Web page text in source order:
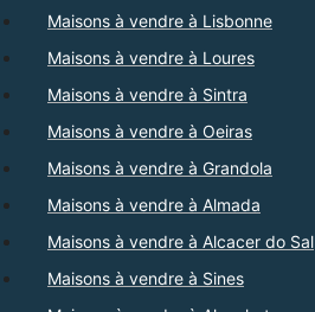
Maisons à vendre à Lisbonne
Maisons à vendre à Loures
Maisons à vendre à Sintra
Maisons à vendre à Oeiras
Maisons à vendre à Grandola
Maisons à vendre à Almada
Maisons à vendre à Alcacer do Sal
Maisons à vendre à Sines